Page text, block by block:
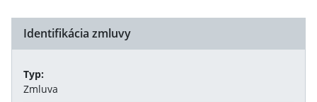
Identifikácia zmluvy
Typ:
Zmluva